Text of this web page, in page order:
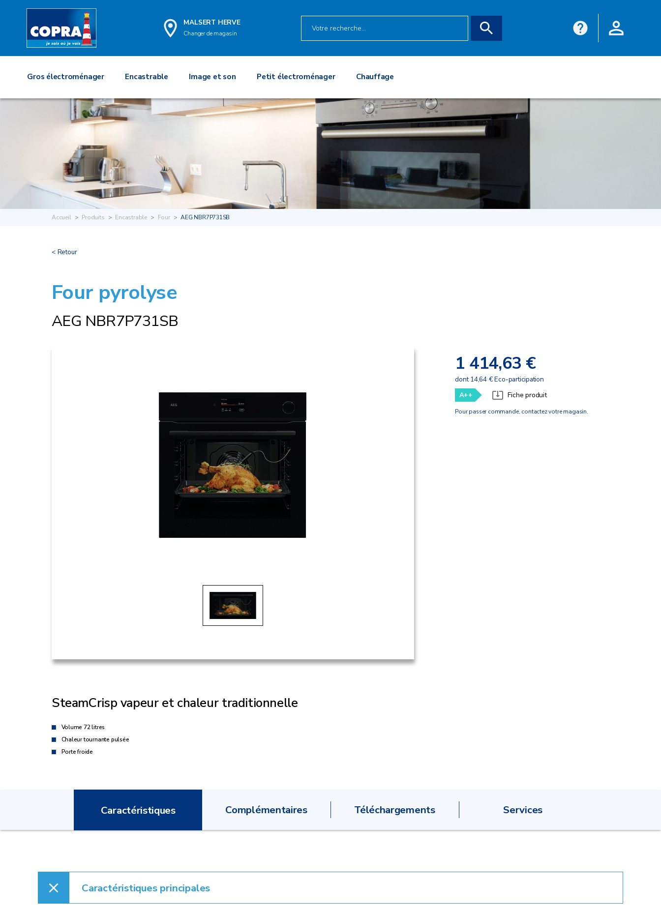
MALSERT HERVE
Changer de magasin
Gros électroménager Encastrable Image et son Petit électroménager Chauffage
Accueil Produits Encastrable Four AEG NBR7P731SB
< Retour
Four pyrolyse
AEG NBR7P731SB
1 414,63 €
dont 14,64 € Eco-participation
A++
Fiche produit
Pour passer commande, contactez votre magasin.
SteamCrisp vapeur et chaleur traditionnelle
Volume 72 litres
Chaleur tournante pulsée
Porte froide
Caractéristiques Complémentaires Téléchargements Services
Caractéristiques principales